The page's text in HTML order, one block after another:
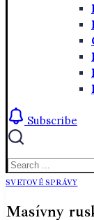
Subscribe
Close
Search
SVETOVÉ SPRÁVY
Masívny